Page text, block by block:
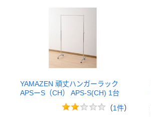
YAMAZEN 頑丈ハンガーラック
APSーS（CH） APS-S(CH) 1台
（1件）